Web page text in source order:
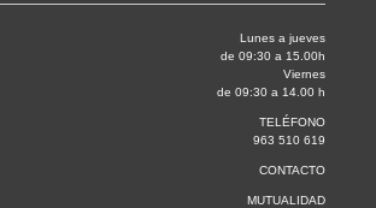
Lunes a jueves
de 09:30 a 15.00h
Viernes
de 09:30 a 14.00 h
TELÉFONO
963 510 619
CONTACTO
MUTUALIDAD